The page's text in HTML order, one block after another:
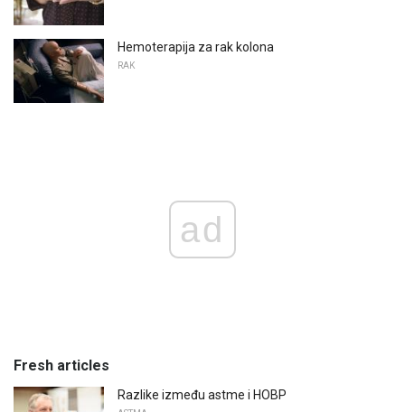
Hemoterapija za rak kolona
RAK
ad
Fresh articles
Razlike između astme i HOBP